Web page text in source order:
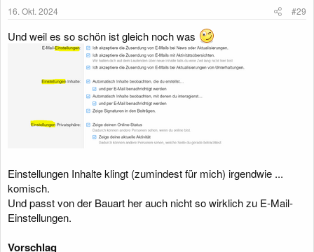
n
16. Okt. 2024 #29
Und weil es so schön ist gleich noch was
Einstellungen Inhalte klingt (zumindest für mich) irgendwie ...
komisch.
Und passt von der Bauart her auch nicht so wirklich zu E-Mail-
Einstellungen.
Vorschlag